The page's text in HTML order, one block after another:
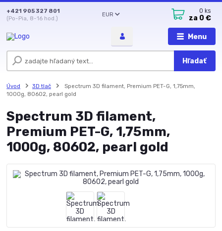
Menu
EUR
Hľadať
+421 905 327 801
(Po-Pia, 8-16 hod.)
0 ks
za 0 €
Úvod 3D tlač
Spectrum 3D filament, Premium PET-G, 1,75mm,
1000g, 80602, pearl gold
Spectrum 3D filament,
Premium PET-G, 1,75mm,
1000g, 80602, pearl gold